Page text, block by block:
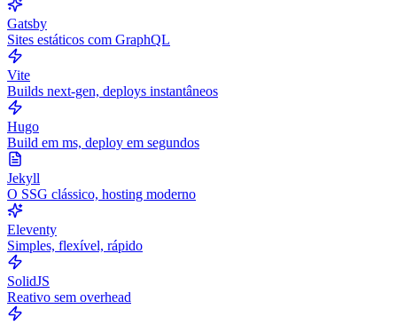
Gatsby
Sites estáticos com GraphQL
Vite
Builds next-gen, deploys instantâneos
Hugo
Build em ms, deploy em segundos
Jekyll
O SSG clássico, hosting moderno
Eleventy
Simples, flexível, rápido
SolidJS
Reativo sem overhead